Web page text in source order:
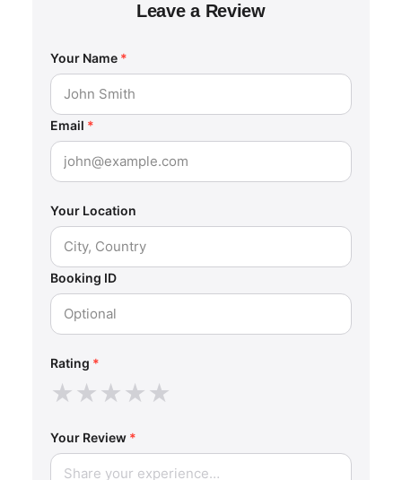
Leave a Review
Your Name *
Email *
Your Location
Booking ID
Rating *
★★★★★
Your Review *